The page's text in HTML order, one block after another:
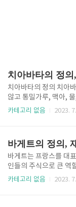
치아바타의 정의 치아
않고 통밀가루, 맥아,
해 만든 이탈리아 빵이
만, 프랑스 바케트에 맞
자 했던 아르날로 카발
으로 세계적으로 유명
고 속은 부드러운 치아
료를 넣어 파니니를 만
카테고리 없음 2023.
바게트의 정의,
바게트는 프랑스를 대
인들의 주식으로 큰 역
바게트(baguette)는
카테고리 없음 2023.